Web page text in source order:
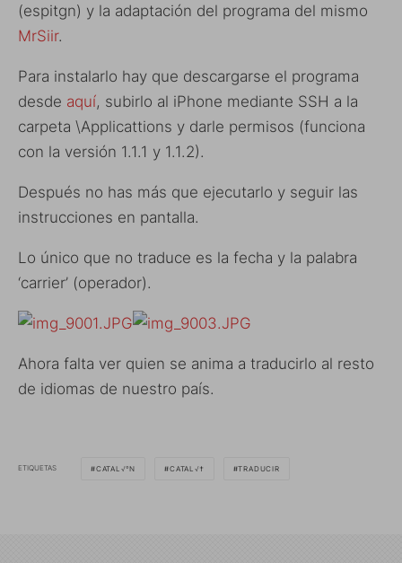
(espitgn) y la adaptación del programa del mismo
MrSiir.
Para instalarlo hay que descargarse el programa
desde aquí, subirlo al iPhone mediante SSH a la
carpeta \Applicattions y darle permisos (funciona
con la versión 1.1.1 y 1.1.2).
Después no has más que ejecutarlo y seguir las
instrucciones en pantalla.
Lo único que no traduce es la fecha y la palabra
‘carrier’ (operador).
Ahora falta ver quien se anima a traducirlo al resto
de idiomas de nuestro país.
ETIQUETAS CATAL√°N CATAL√† TRADUCIR